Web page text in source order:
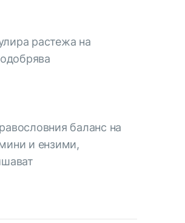
растежа на
баланс на
и ензими,